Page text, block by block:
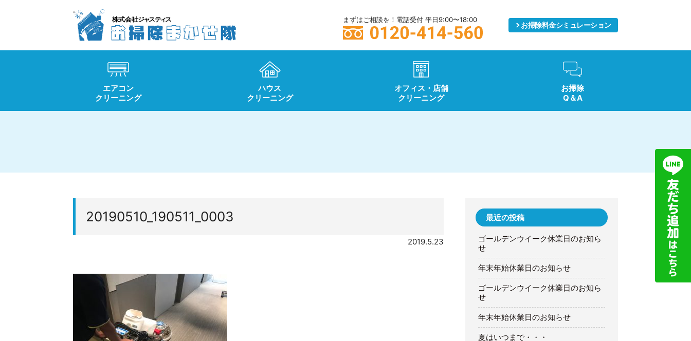
まずはご相談を！電話受付 平日9:00〜18:00
お掃除料金シミュレーション
エアコン
クリーニング
ハウス
クリーニング
オフィス・店舗
クリーニング
お掃除
Q＆A
20190510_190511_0003
2019.5.23
最近の投稿
ゴールデンウイーク休業日のお知ら
せ
年末年始休業日のお知らせ
ゴールデンウイーク休業日のお知ら
せ
年末年始休業日のお知らせ
夏はいつまで・・・